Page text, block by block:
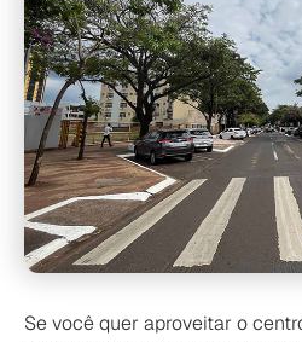
Se você quer aproveitar o